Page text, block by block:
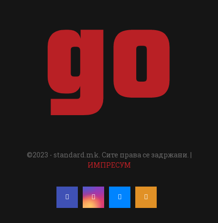
©2023 - standard.mk. Сите права се задржани. |
ИМПРЕСУМ